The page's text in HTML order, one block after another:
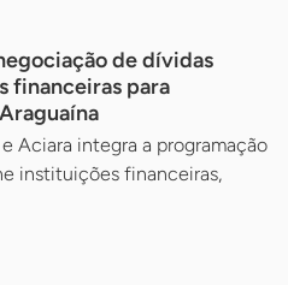
de dívidas
financeiras para
Aciara integra a programação
instituições financeiras,